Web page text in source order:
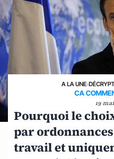
A LA UNE›
CA
19
Pourquoi le
par
travail et